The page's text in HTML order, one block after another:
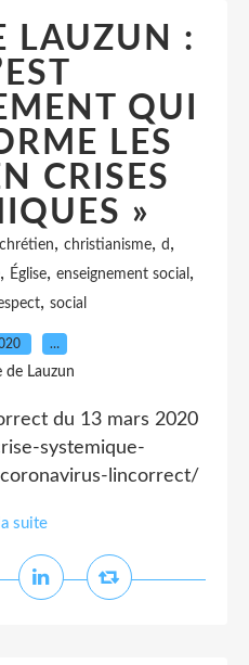
LAUZUN :
QUI
LES
CRISES
»
chrétien, christianisme, d ,
, Église, enseignement social ,
, social
…
de Lauzun
du 13 mars 2020
systemique-
lincorrect/
suite